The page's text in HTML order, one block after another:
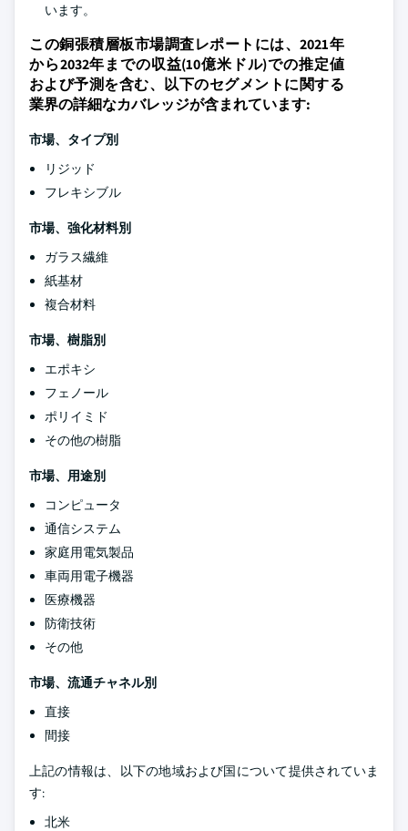
います。
この銅張積層板市場調査レポートには、2021年
から2032年までの収益(10億米ドル)での推定値
および予測を含む、以下のセグメントに関する
業界の詳細なカバレッジが含まれています:
市場、タイプ別
リジッド
フレキシブル
市場、強化材料別
ガラス繊維
紙基材
複合材料
市場、樹脂別
エポキシ
フェノール
ポリイミド
その他の樹脂
市場、用途別
コンピュータ
通信システム
家庭用電気製品
車両用電子機器
医療機器
防衛技術
その他
市場、流通チャネル別
直接
間接
上記の情報は、以下の地域および国について提供されていま
す:
北米